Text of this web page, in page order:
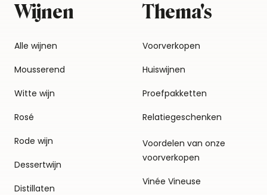
Wijnen
Alle wijnen
Mousserend
Witte wijn
Rosé
Rode wijn
Dessertwijn
Distillaten
Thema's
Voorverkopen
Huiswijnen
Proefpakketten
Relatiegeschenken
Voordelen van onze
voorverkopen
Vinée Vineuse